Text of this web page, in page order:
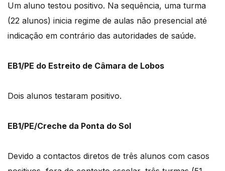
Um aluno testou positivo. Na sequência, uma turma
(22 alunos) inicia regime de aulas não presencial até
indicação em contrário das autoridades de saúde.
EB1/PE do Estreito de Câmara de Lobos
Dois alunos testaram positivo.
EB1/PE/Creche da Ponta do Sol
Devido a contactos diretos de três alunos com casos